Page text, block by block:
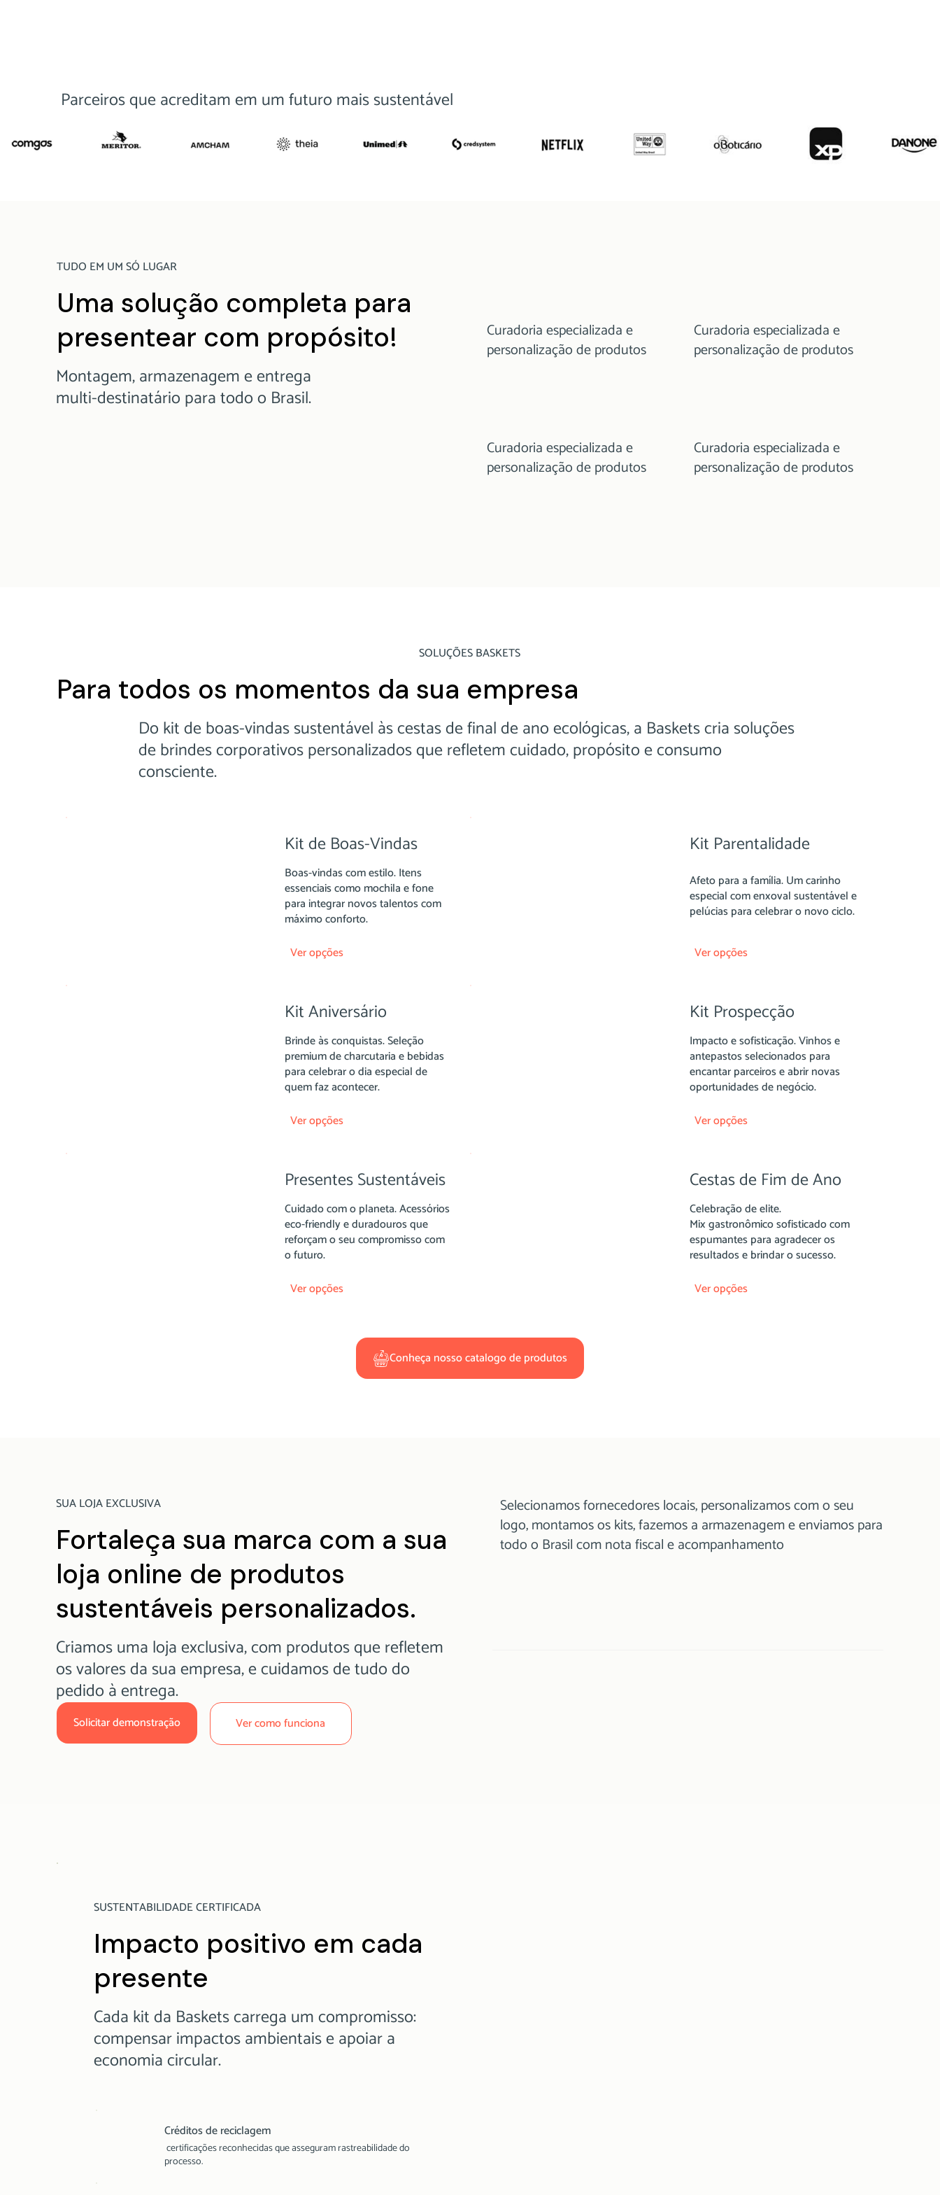
Parceiros que acreditam em um futuro mais sustentável
TUDO EM UM SÓ LUGAR
Uma solução completa para
presentear com propósito!
Montagem, armazenagem e entrega
multi-destinatário para todo o Brasil.
Curadoria especializada e
personalização de produtos
Curadoria especializada e
personalização de produtos
Curadoria especializada e
personalização de produtos
Curadoria especializada e
personalização de produtos
Kit de Boas-Vindas
Boas-vindas com estilo. Itens
essenciais como mochila e fone
para integrar novos talentos com
máximo conforto.
Ver opções
Kit Parentalidade
Afeto para a família. Um carinho
especial com enxoval sustentável e
pelúcias para celebrar o novo ciclo.
Ver opções
Kit Aniversário
Brinde às conquistas. Seleção
premium de charcutaria e bebidas
para celebrar o dia especial de
quem faz acontecer.
Ver opções
Kit Prospecção
Impacto e sofisticação. Vinhos e
antepastos selecionados para
encantar parceiros e abrir novas
oportunidades de negócio.
Ver opções
Presentes Sustentáveis
Cuidado com o planeta. Acessórios
eco-friendly e duradouros que
reforçam o seu compromisso com
o futuro.
Ver opções
Cestas de Fim de Ano
Celebração de elite.
Mix gastronômico sofisticado com
espumantes para agradecer os
resultados e brindar o sucesso.
Ver opções
Conheça nosso catalogo de produtos
SOLUÇÕES BASKETS
Para todos os momentos da sua empresa
Do kit de boas-vindas sustentável às cestas de final de ano ecológicas, a Baskets cria soluções
de brindes corporativos personalizados que refletem cuidado, propósito e consumo
consciente.
SUA LOJA EXCLUSIVA
Fortaleça sua marca com a sua
loja online de produtos
sustentáveis personalizados.
Criamos uma loja exclusiva, com produtos que refletem
os valores da sua empresa, e cuidamos de tudo do
pedido à entrega.
Solicitar demonstração Ver como funciona
Selecionamos fornecedores locais, personalizamos com o seu
logo, montamos os kits, fazemos a armazenagem e enviamos para
todo o Brasil com nota fiscal e acompanhamento
SUSTENTABILIDADE CERTIFICADA
Impacto positivo em cada
presente
Cada kit da Baskets carrega um compromisso:
compensar impactos ambientais e apoiar a
economia circular.
Créditos de reciclagem
certificações reconhecidas que asseguram rastreabilidade do
processo.